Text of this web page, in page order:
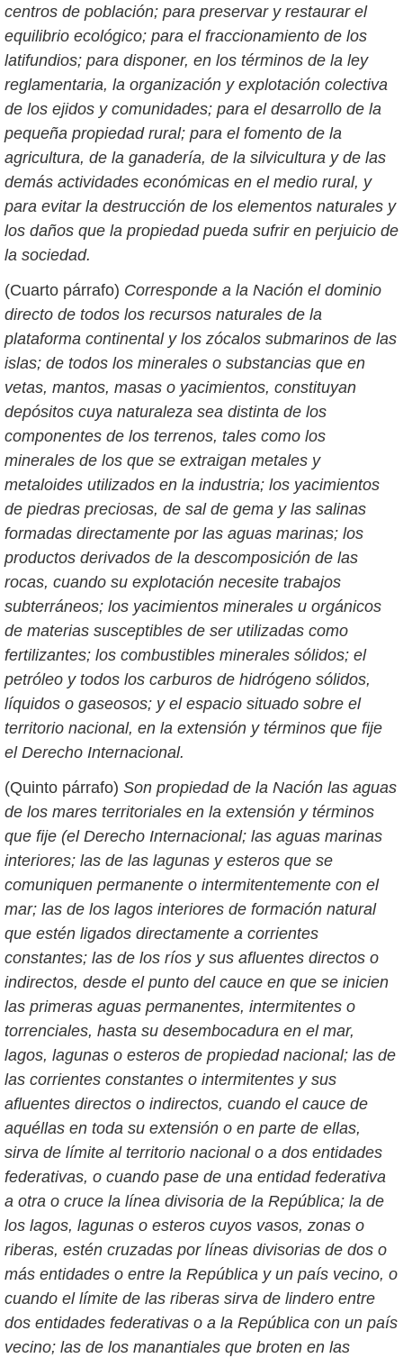
centros de población; para preservar y restaurar el
equilibrio ecológico; para el fraccionamiento de los
latifundios; para disponer, en los términos de la ley
reglamentaria, la organización y explotación colectiva
de los ejidos y comunidades; para el desarrollo de la
pequeña propiedad rural; para el fomento de la
agricultura, de la ganadería, de la silvicultura y de las
demás actividades económicas en el medio rural, y
para evitar la destrucción de los elementos naturales y
los daños que la propiedad pueda sufrir en perjuicio de
la sociedad.
(Cuarto párrafo) Corresponde a la Nación el dominio
directo de todos los recursos naturales de la
plataforma continental y los zócalos submarinos de las
islas; de todos los minerales o substancias que en
vetas, mantos, masas o yacimientos, constituyan
depósitos cuya naturaleza sea distinta de los
componentes de los terrenos, tales como los
minerales de los que se extraigan metales y
metaloides utilizados en la industria; los yacimientos
de piedras preciosas, de sal de gema y las salinas
formadas directamente por las aguas marinas; los
productos derivados de la descomposición de las
rocas, cuando su explotación necesite trabajos
subterráneos; los yacimientos minerales u orgánicos
de materias susceptibles de ser utilizadas como
fertilizantes; los combustibles minerales sólidos; el
petróleo y todos los carburos de hidrógeno sólidos,
líquidos o gaseosos; y el espacio situado sobre el
territorio nacional, en la extensión y términos que fije
el Derecho Internacional.
(Quinto párrafo) Son propiedad de la Nación las aguas
de los mares territoriales en la extensión y términos
que fije (el Derecho Internacional; las aguas marinas
interiores; las de las lagunas y esteros que se
comuniquen permanente o intermitentemente con el
mar; las de los lagos interiores de formación natural
que estén ligados directamente a corrientes
constantes; las de los ríos y sus afluentes directos o
indirectos, desde el punto del cauce en que se inicien
las primeras aguas permanentes, intermitentes o
torrenciales, hasta su desembocadura en el mar,
lagos, lagunas o esteros de propiedad nacional; las de
las corrientes constantes o intermitentes y sus
afluentes directos o indirectos, cuando el cauce de
aquéllas en toda su extensión o en parte de ellas,
sirva de límite al territorio nacional o a dos entidades
federativas, o cuando pase de una entidad federativa
a otra o cruce la línea divisoria de la República; la de
los lagos, lagunas o esteros cuyos vasos, zonas o
riberas, estén cruzadas por líneas divisorias de dos o
más entidades o entre la República y un país vecino, o
cuando el límite de las riberas sirva de lindero entre
dos entidades federativas o a la República con un país
vecino; las de los manantiales que broten en las